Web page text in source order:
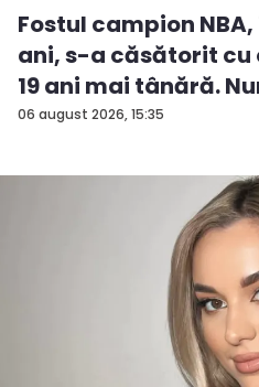
06 august 2026, 15:35
Fostul campion
ani, s-a căsătorit cu
19 ani mai tânără.